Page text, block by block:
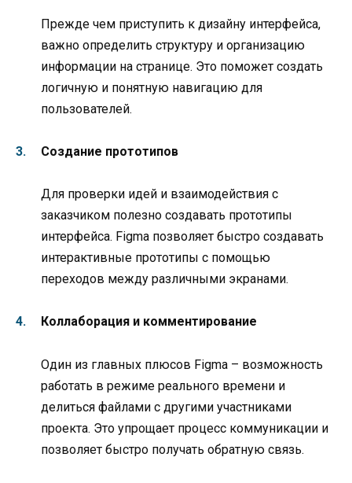
Прежде чем приступить к дизайну интерфейса,
важно определить структуру и организацию
информации на странице. Это поможет создать
логичную и понятную навигацию для
пользователей.
Создание прототипов
Для проверки идей и взаимодействия с
заказчиком полезно создавать прототипы
интерфейса. Figma позволяет быстро создавать
интерактивные прототипы с помощью
переходов между различными экранами.
Коллаборация и комментирование
Один из главных плюсов Figma – возможность
работать в режиме реального времени и
делиться файлами с другими участниками
проекта. Это упрощает процесс коммуникации и
позволяет быстро получать обратную связь.